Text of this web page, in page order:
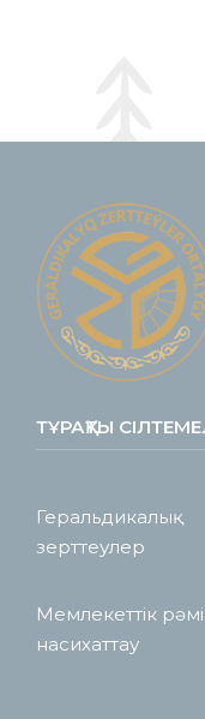
ТҰРАҚТЫ
Геральдикалық
зерттеулер
Мемлекеттік
насихаттау